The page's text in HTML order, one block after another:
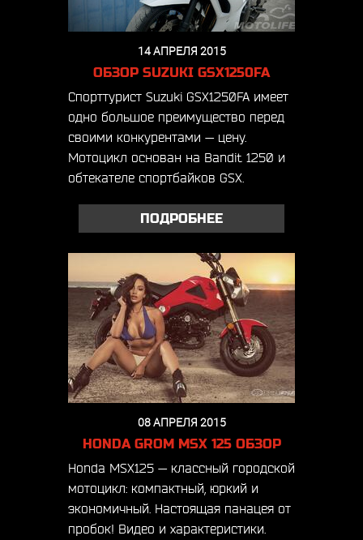
14 АПРЕЛЯ 2015
ОБЗОР SUZUKI GSX1250FA
Спорттурист Suzuki GSX1250FA имеет
одно большое преимущество перед
своими конкурентами — цену.
Мотоцикл основан на Bandit 1250 и
обтекателе спортбайков GSX.
ПОДРОБНЕЕ
08 АПРЕЛЯ 2015
HONDA GROM MSX 125 ОБЗОР
Honda MSX125 — классный городской
мотоцикл: компактный, юркий и
экономичный. Настоящая панацея от
пробок! Видео и характеристики.